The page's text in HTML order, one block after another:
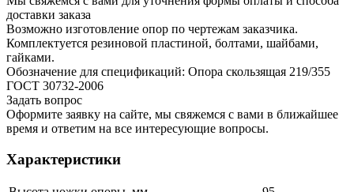
доставки заказа
Возможно изготовление опор по чертежам заказчика.
Комплектуется резиновой пластиной, болтами, шайбами,
гайками.
Обозначение для спецификаций: Опора скользящая 219/355
ГОСТ 30732-2006
Задать вопрос
Оформите заявку на сайте, мы свяжемся с вами в ближайшее
время и ответим на все интересующие вопросы.
Характеристики